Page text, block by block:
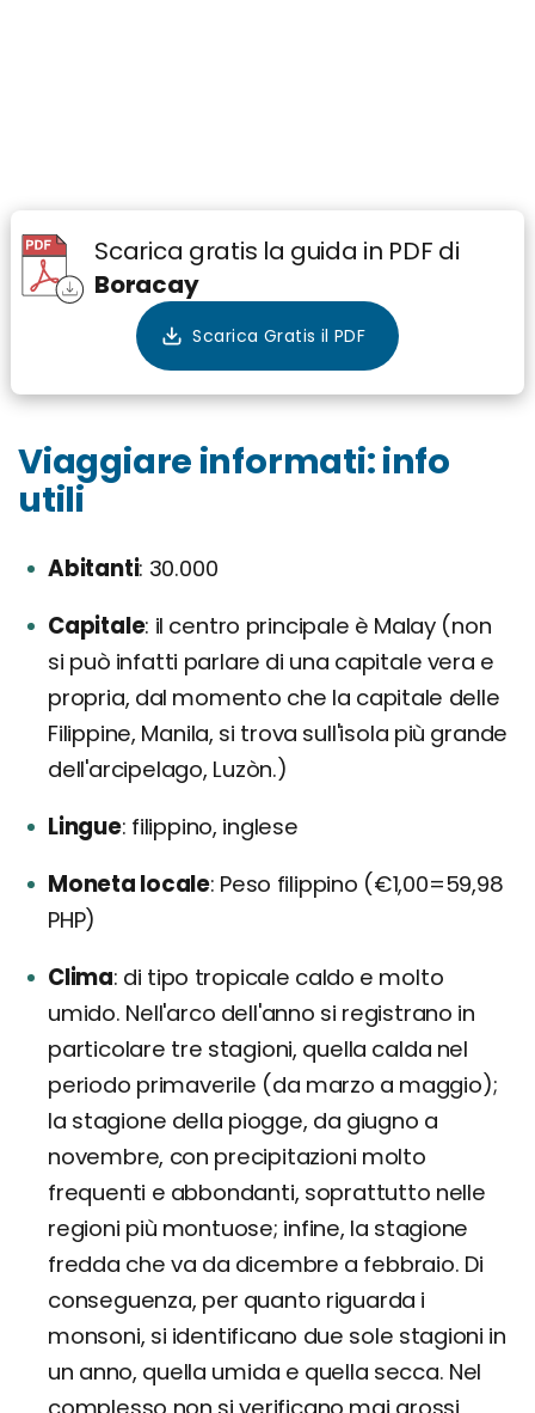
Scarica gratis la guida in PDF di
Boracay
Viaggiare informati: info
utili
Abitanti 30.000
Capitale il centro principale è Malay (non
si può infatti parlare di una capitale vera e
propria, dal momento che la capitale delle
Filippine, Manila, si trova sull'isola più grande
dell'arcipelago, Luzòn.)
Lingue filippino, inglese
Moneta locale Peso filippino (€1,00=59,98
PHP)
Clima di tipo tropicale caldo e molto
umido. Nell'arco dell'anno si registrano in
particolare tre stagioni, quella calda nel
periodo primaverile (da marzo a maggio);
la stagione della piogge, da giugno a
novembre, con precipitazioni molto
frequenti e abbondanti, soprattutto nelle
regioni più montuose; infine, la stagione
fredda che va da dicembre a febbraio. Di
conseguenza, per quanto riguarda i
monsoni, si identificano due sole stagioni in
un anno, quella umida e quella secca. Nel